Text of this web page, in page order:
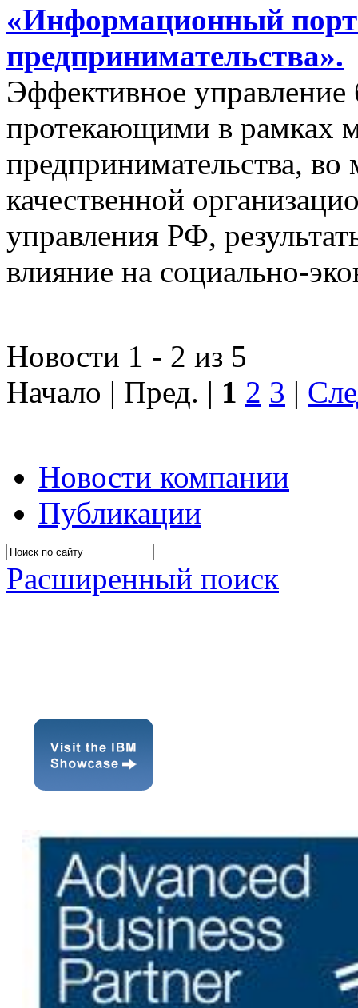
«Информационный
предпринимательства».
Эффективное управление
протекающими в рамках
предпринимательства,
качественной
управления РФ,
влияние на социально-
Новости 1 - 2 из 5
Начало | Пред. | 1 2 3 |
Новости компании
Публикации
Расширенный поиск